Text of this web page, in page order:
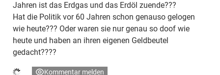
Jahren ist das Erdgas und das Erdöl zuende???
Hat die Politik vor 60 Jahren schon genauso gelogen
wie heute??? Oder waren sie nur genau so doof wie
heute und haben an ihren eigenen Geldbeutel
gedacht????
Kommentar melden